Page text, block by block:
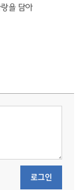
을 담아
로그인